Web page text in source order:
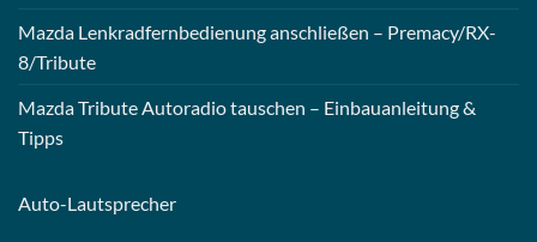
Mazda Lenkradfernbedienung anschließen – Premacy/RX-
8/Tribute
Mazda Tribute Autoradio tauschen – Einbauanleitung &
Tipps
Auto-Lautsprecher